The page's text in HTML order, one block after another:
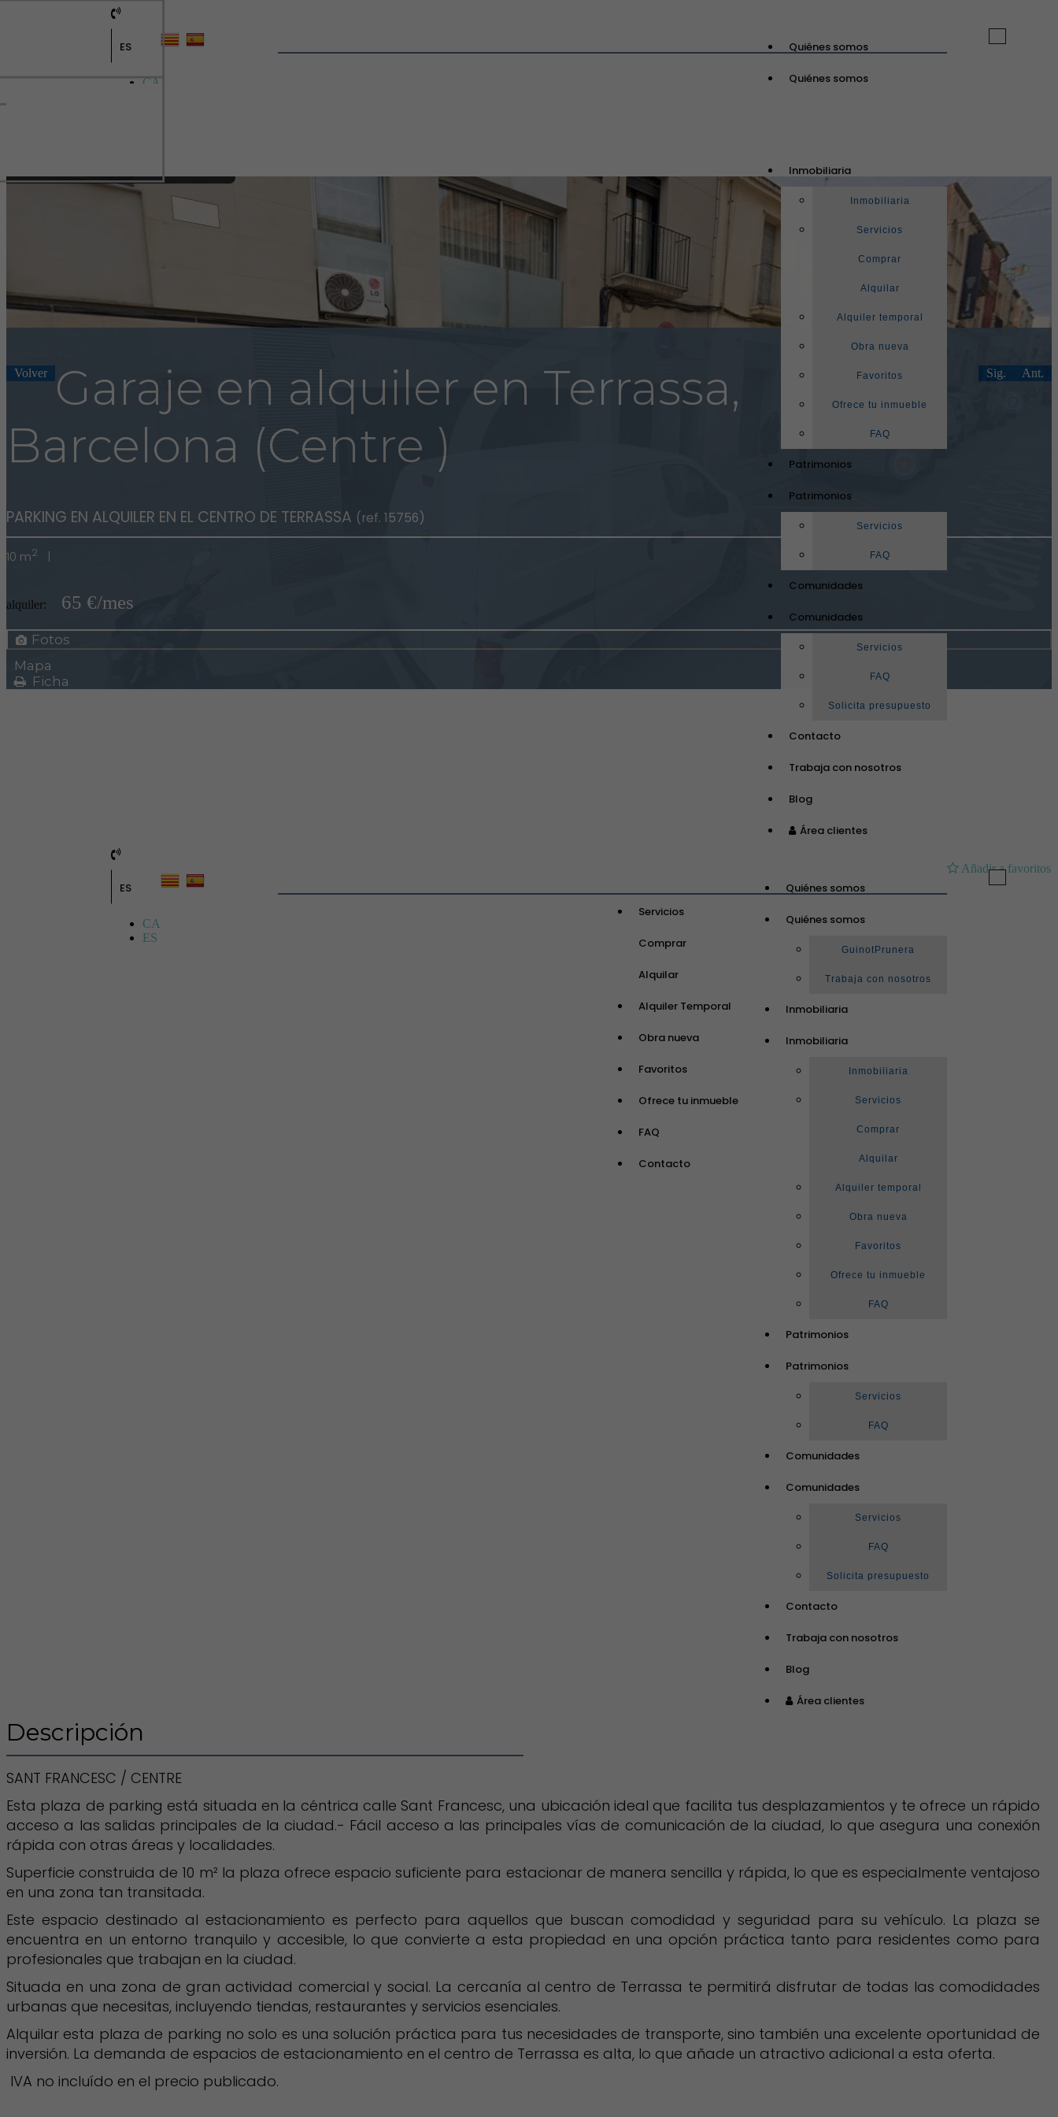
Toggle
Quiénes somos
Quiénes somos
Inmobiliaria
Inmobiliaria
Servicios
Comprar
Alquilar
Alquiler temporal
Obra nueva
Favoritos
Ofrece tu inmueble
FAQ
Patrimonios
Patrimonios
Servicios
FAQ
Comunidades
Comunidades
Servicios
FAQ
Solicita presupuesto
Contacto
Trabaja con nosotros
Blog
Área clientes
ES
CA
Toggle
Quiénes somos
Quiénes somos
GuinotPrunera
Trabaja con nosotros
Inmobiliaria
Inmobiliaria
Inmobiliaria
Servicios
Comprar
Alquilar
Alquiler temporal
Obra nueva
Favoritos
Ofrece tu inmueble
FAQ
Patrimonios
Patrimonios
Servicios
FAQ
Comunidades
Comunidades
Servicios
FAQ
Solicita presupuesto
Contacto
Trabaja con nosotros
Blog
Área clientes
ES
CA
ES
Servicios
Comprar
Alquilar
Alquiler Temporal
Obra nueva
Favoritos
Ofrece tu inmueble
FAQ
Contacto
Volver Ant.
Sig.
Garaje en alquiler en Terrassa,
Barcelona (Centre )
PARKING EN ALQUILER EN EL CENTRO DE TERRASSA (ref. 15756)
10 m2 |
alquiler: 65 €/mes
Fotos
Mapa
Ficha
Añadir a favoritos
Descripción
SANT FRANCESC / CENTRE
Esta plaza de parking está situada en la céntrica calle Sant Francesc, una ubicación ideal que facilita tus desplazamientos y te ofrece un rápido
acceso a las salidas principales de la ciudad.- Fácil acceso a las principales vías de comunicación de la ciudad, lo que asegura una conexión
rápida con otras áreas y localidades.
Superficie construida de 10 m² la plaza ofrece espacio suficiente para estacionar de manera sencilla y rápida, lo que es especialmente ventajoso
en una zona tan transitada.
Este espacio destinado al estacionamiento es perfecto para aquellos que buscan comodidad y seguridad para su vehículo. La plaza se
encuentra en un entorno tranquilo y accesible, lo que convierte a esta propiedad en una opción práctica tanto para residentes como para
profesionales que trabajan en la ciudad.
Situada en una zona de gran actividad comercial y social. La cercanía al centro de Terrassa te permitirá disfrutar de todas las comodidades
urbanas que necesitas, incluyendo tiendas, restaurantes y servicios esenciales.
Alquilar esta plaza de parking no solo es una solución práctica para tus necesidades de transporte, sino también una excelente oportunidad de
inversión. La demanda de espacios de estacionamiento en el centro de Terrassa es alta, lo que añade un atractivo adicional a esta oferta.
IVA no incluído en el precio publicado.